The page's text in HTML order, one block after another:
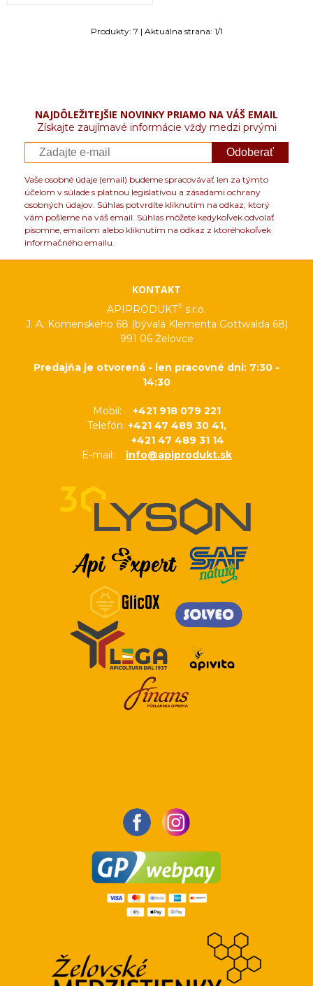
Produkty: 7 | Aktuálna strana: 1/1
NAJDÔLEŽITEJŠIE NOVINKY PRIAMO NA VÁŠ EMAIL
Získajte zaujímavé informácie vždy medzi prvými
Odoberať
Vaše osobné údaje (email) budeme spracovávať len za týmto
účelom v súlade s platnou legislatívou a zásadami ochrany
osobných údajov. Súhlas potvrdíte kliknutím na odkaz, ktorý
vám pošleme na váš email. Súhlas môžete kedykoľvek odvolať
písomne, emailom alebo kliknutím na odkaz z ktoréhokoľvek
informačného emailu.
KONTAKT
APIPRODUKT® s.r.o.
J. A. Komenského 68 (bývalá Klementa Gottwalda 68)
991 06 Želovce
Predajňa je otvorená - len pracovné dni: 7:30 -
14:30
Mobil: +421 918 079 221
Telefón: +421 47 489 30 41,
+421 47 489 31 14
E-mail: info@apiprodukt.sk